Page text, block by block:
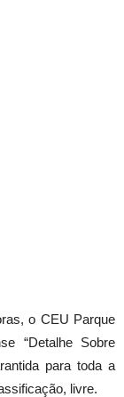
o CEU Parque
“Detalhe Sobre
para toda a
livre.